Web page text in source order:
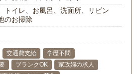
トイレ、お風呂、洗面所、リビン
のお掃除
交通費支給
学歴不問
ブランクOK
家政婦の求人